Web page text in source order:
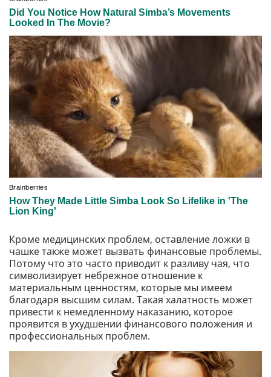
Кроме медицинских проблем, оставление ложки в
чашке также может вызвать финансовые проблемы.
Потому что это часто приводит к разливу чая, что
символизирует небрежное отношение к
материальным ценностям, которые мы имеем
благодаря высшим силам. Такая халатность может
привести к немедленному наказанию, которое
проявится в ухудшении финансового положения и
профессиональных проблем.